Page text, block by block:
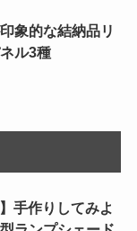
象的な結納品リ
ル3種
手作りしてみよ